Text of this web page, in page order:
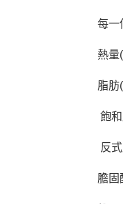
每一
熱量
脂肪
飽
反
膽固